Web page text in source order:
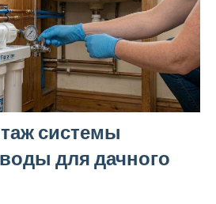
системы
для дачного